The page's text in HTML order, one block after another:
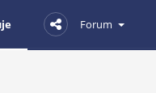
Forum